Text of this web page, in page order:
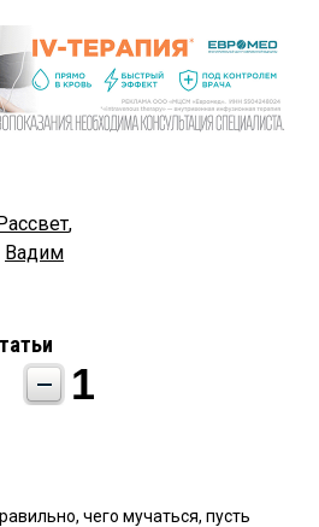
,
Вадим
1
чего мучаться, пусть